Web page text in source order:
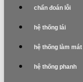
chẩn đoán lỗi
hệ thống lái
hệ thống làm mát
hệ thống phanh